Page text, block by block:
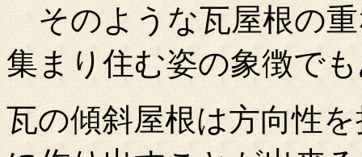
そのような瓦屋根の重
集まり住む姿の象徴で
瓦の傾斜屋根は方向性